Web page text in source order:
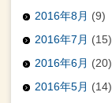
2016年8月 (9)
2016年7月 (15)
2016年6月 (20)
2016年5月 (14)